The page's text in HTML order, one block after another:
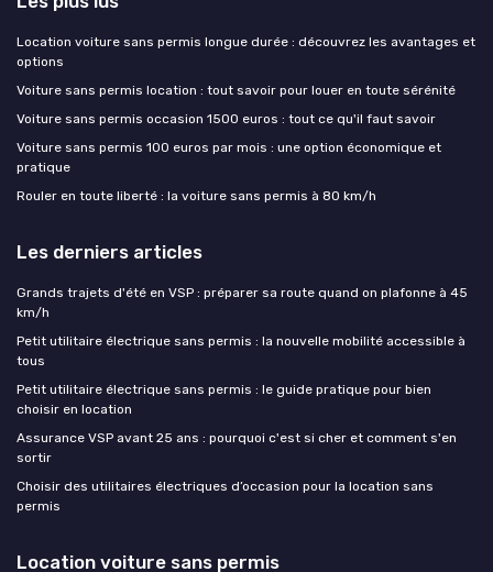
Location voiture sans permis longue durée : découvrez les avantages et
options
Voiture sans permis location : tout savoir pour louer en toute sérénité
Voiture sans permis occasion 1500 euros : tout ce qu'il faut savoir
Voiture sans permis 100 euros par mois : une option économique et
pratique
Rouler en toute liberté : la voiture sans permis à 80 km/h
Les derniers articles
Grands trajets d'été en VSP : préparer sa route quand on plafonne à 45
km/h
Petit utilitaire électrique sans permis : la nouvelle mobilité accessible à
tous
Petit utilitaire électrique sans permis : le guide pratique pour bien
choisir en location
Assurance VSP avant 25 ans : pourquoi c'est si cher et comment s'en
sortir
Choisir des utilitaires électriques d’occasion pour la location sans
permis
Location voiture sans permis